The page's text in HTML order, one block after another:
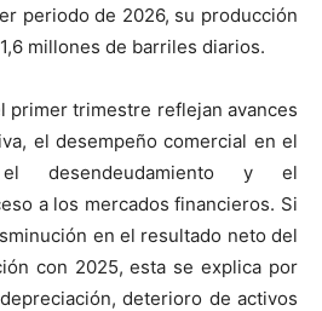
periodo de 2026, su producción
millones de barriles diarios.
primer trimestre reflejan avances
el desempeño comercial en el
desendeudamiento y el
a los mercados financieros. Si
en el resultado neto del
con 2025, esta se explica por
deterioro de activos